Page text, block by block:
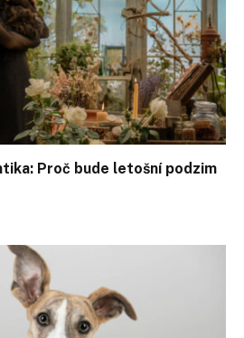
Proč bude letošní podzim